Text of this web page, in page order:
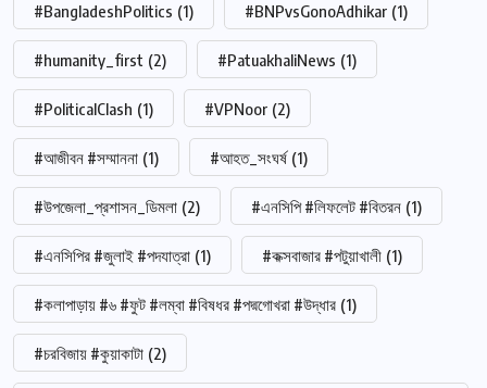
#BangladeshPolitics (1) #BNPvsGonoAdhikar (1)
#humanity_first (2) #PatuakhaliNews (1)
#PoliticalClash (1) #VPNoor (2)
#আজীবন #সম্মাননা (1) #আহত_সংঘর্ষ (1)
#উপজেলা_প্রশাসন_ডিমলা (2) #এনসিপি #লিফলেট #বিতরন (1)
#এনসিপির #জুলাই #পদযাত্রা (1) #কক্সবাজার #পটুয়াখালী (1)
#কলাপাড়ায় #৬ #ফুট #লম্বা #বিষধর #পদ্মগোখরা #উদ্ধার (1)
#চরবিজায় #কুয়াকাটা (2)